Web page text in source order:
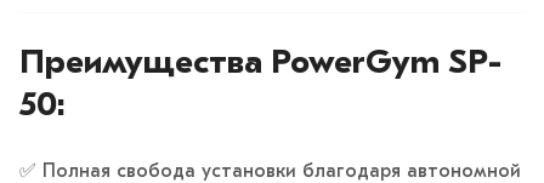
Преимущества PowerGym SP-
50:
✅ Полная свобода установки благодаря автономной